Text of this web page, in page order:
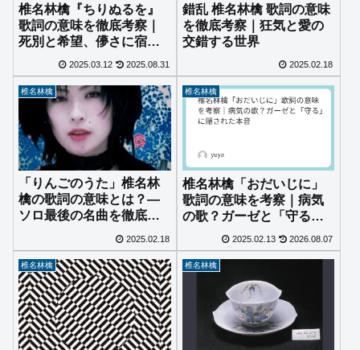
椎名林檎『ちりぬるを』
歌詞の意味を徹底考察｜
死別と希望、儚さに宿る
優しさとは？
2025.03.12 2025.08.31
錯乱 椎名林檎 歌詞の意味
を徹底考察｜狂気と愛の
交錯する世界
2025.02.18
椎名林檎
「りんごのうた」椎名林
檎の歌詞の意味とは？—
ソロ最後の名曲を徹底考
2025.02.18
椎名林檎
椎名林檎「おだいじに」
歌詞の意味を考察｜病気
の歌？ガーゼと「守る」
に隠された本音
2025.02.13 2026.08.07
椎名林檎 椎名林檎